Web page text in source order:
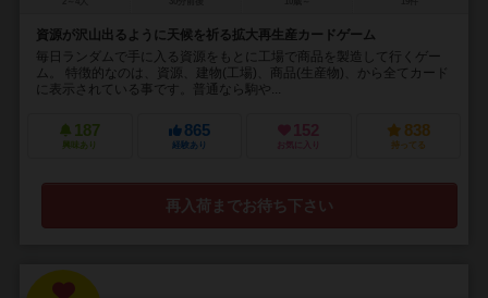
資源が沢山出るように天候を祈る拡大再生産カードゲーム
毎日ランダムで手に入る資源をもとに工場で商品を製造して行くゲー
ム。 特徴的なのは、資源、建物(工場)、商品(生産物)、から全てカード
に表示されている事です。普通なら駒や...
187
興味あり
865
経験あり
152
お気に入り
838
持ってる
再入荷までお待ち下さい